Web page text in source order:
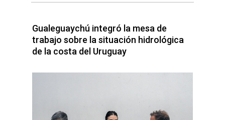
Gualeguaychú integró la mesa de
trabajo sobre la situación hidrológica
de la costa del Uruguay